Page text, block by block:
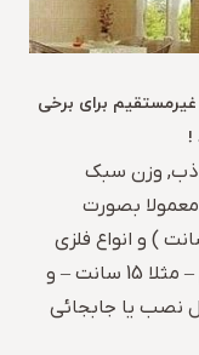
برای برخی
!
وزن سبک
بصورت
( پانل ) مربع ( حداکثر 60 * 60 سانت ) و انواع فلزی
آنرا معمولا بشکل مستطیل ( با عرض کم – مثلا 15 سانت – و
نصب یا جابجائی